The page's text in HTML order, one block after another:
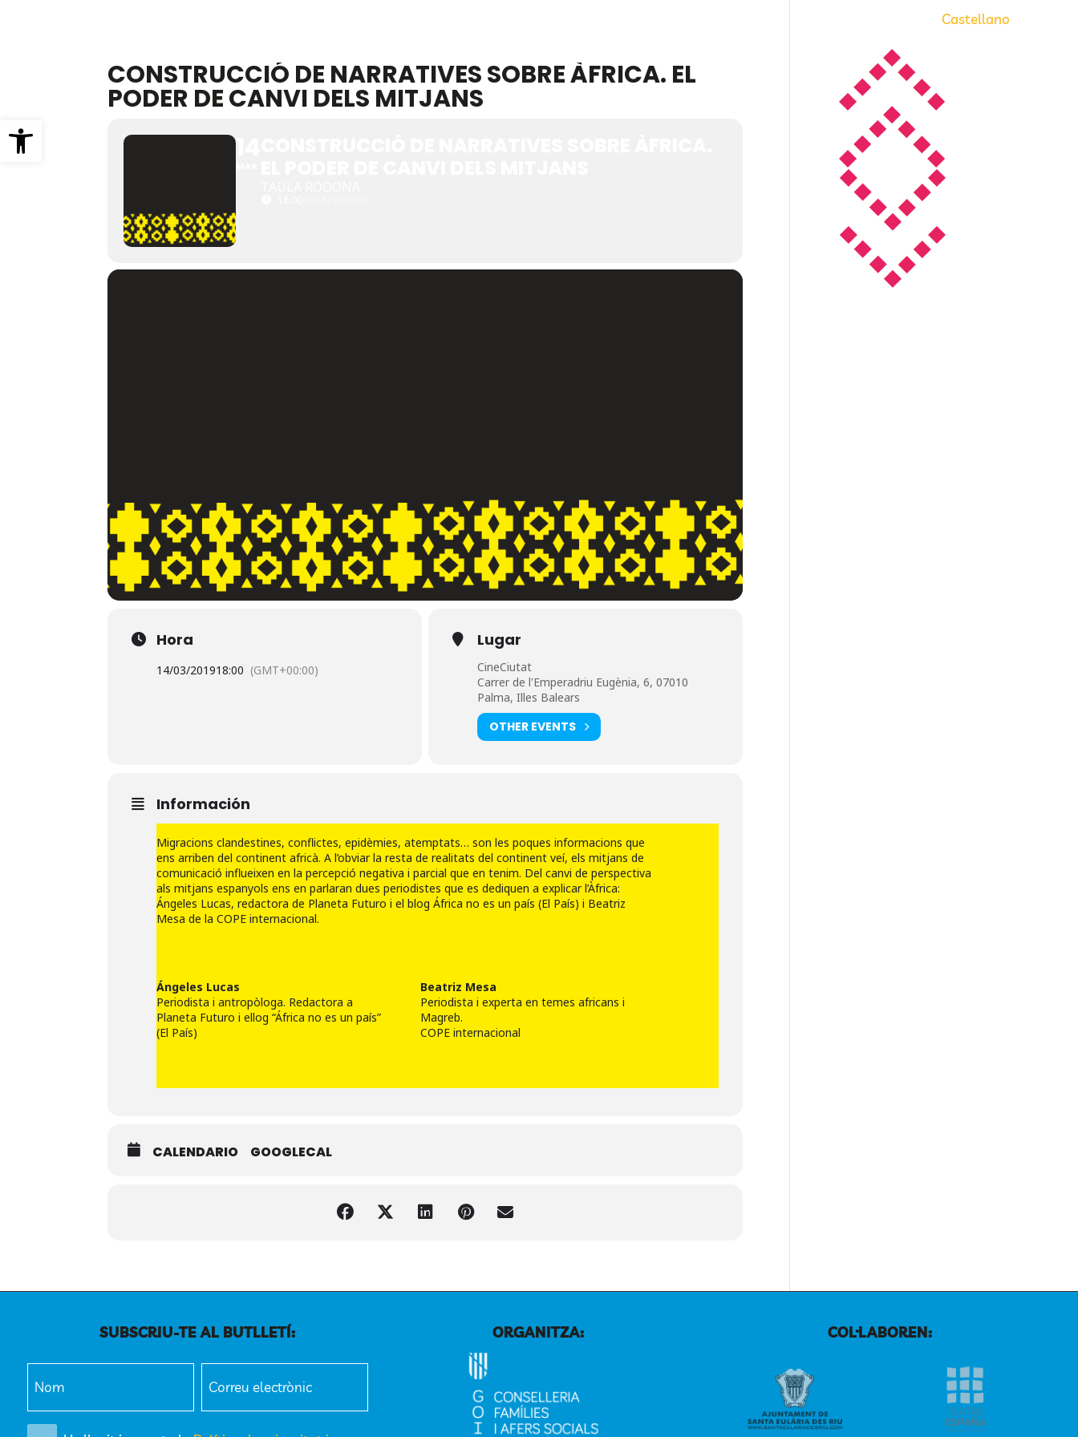
Obre la barra d'eines
Castellano
CONSTRUCCIÓ DE NARRATIVES SOBRE ÀFRICA. EL
PODER DE CANVI DELS MITJANS
Hora
14/03/201918:00 (GMT+00:00)
Lugar
CineCiutat
Carrer de l'Emperadriu Eugènia, 6, 07010
Palma, Illes Balears
OTHER EVENTS
Información
Migracions clandestines, conflictes, epidèmies, atemptats… son les poques informacions que
ens arriben del continent africà. A l’obviar la resta de realitats del continent veí, els mitjans de
comunicació influeixen en la percepció negativa i parcial que en tenim. Del canvi de perspectiva
als mitjans espanyols ens en parlaran dues periodistes que es dediquen a explicar l’Àfrica:
Ángeles Lucas, redactora de Planeta Futuro i el blog África no es un país (El País) i Beatriz
Mesa de la COPE internacional.
Ángeles Lucas
Periodista i antropòloga. Redactora a
Planeta Futuro i ellog “África no es un país”
(El País)
Beatriz Mesa
Periodista i experta en temes africans i
Magreb.
COPE internacional
CALENDARIO GOOGLECAL
SUBSCRIU-TE AL BUTLLETÍ:
electrònic(Obligatori)
Política
ORGANITZA: COL·LABOREN: